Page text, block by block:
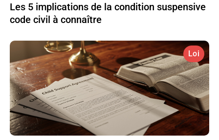
Les 5 implications de la condition suspensive
code civil à connaître
Loi